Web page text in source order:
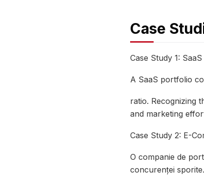
Case
Case Study 1:
A SaaS portfolio
ratio. Recognizing
and marketing
Case Study 2: E-
O companie de
concurenței